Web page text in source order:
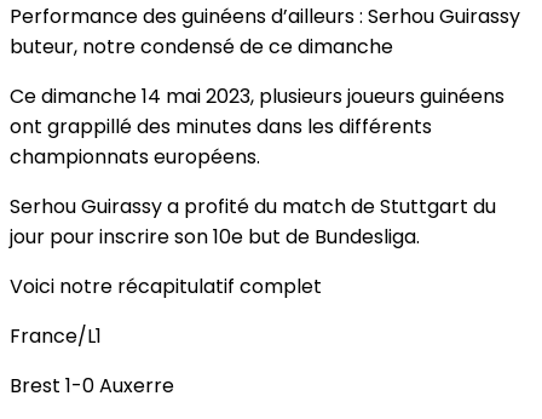
Performance des guinéens d’ailleurs : Serhou Guirassy
buteur, notre condensé de ce dimanche
Ce dimanche 14 mai 2023, plusieurs joueurs guinéens
ont grappillé des minutes dans les différents
championnats européens.
Serhou Guirassy a profité du match de Stuttgart du
jour pour inscrire son 10e but de Bundesliga.
Voici notre récapitulatif complet
France/L1
Brest 1-0 Auxerre